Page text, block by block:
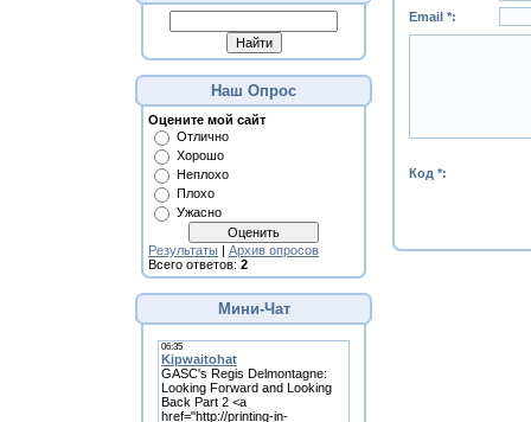
Наш Опрос
Оцените мой сайт
Отлично
Хорошо
Неплохо
Плохо
Ужасно
Результаты | Архив опросов
Всего ответов: 2
Мини-Чат
Email *:
Код *: